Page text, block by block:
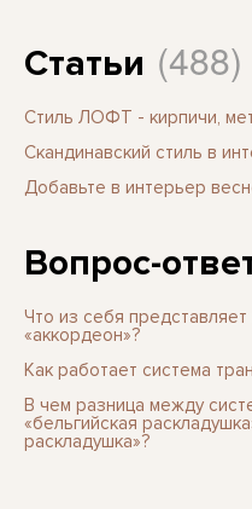
Статьи (488)
Стиль ЛОФТ - кирпичи,
Скандинавский стиль в
Добавьте в интерьер
Вопрос-
Что из себя
«аккордеон»?
Как работает система
В чем разница между
«бельгийская
раскладушка»?